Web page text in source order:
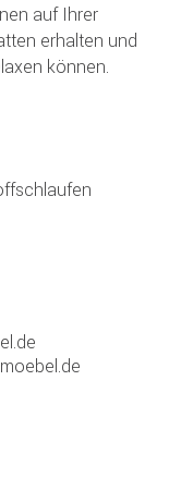
auf Ihrer
erhalten und
können.